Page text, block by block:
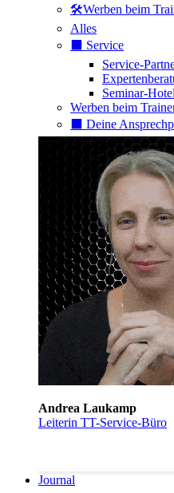
🛠️Werben beim
Alles
⬛️ Service
Service-
Seminar-
Werben beim
⬛️ Deine
Andrea Laukamp
Leiterin TT-Service-Büro
Journal